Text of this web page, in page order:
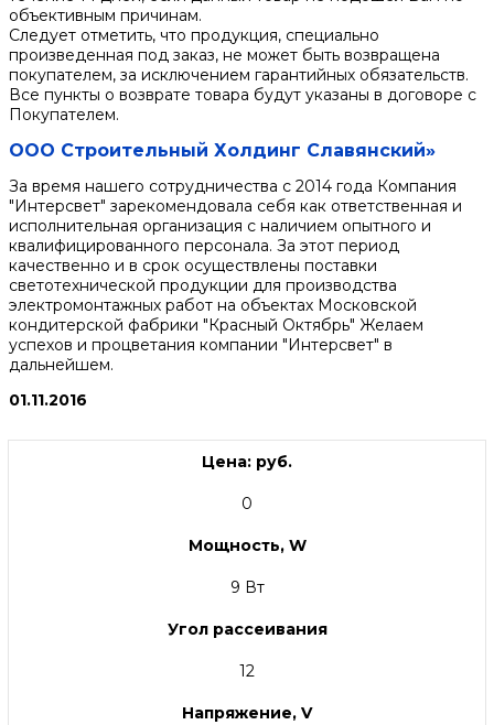
объективным причинам.
Следует отметить, что продукция, специально
произведенная под заказ, не может быть возвращена
покупателем, за исключением гарантийных обязательств.
Все пункты о возврате товара будут указаны в договоре с
Покупателем.
ООО Строительный Холдинг Славянский»
За время нашего сотрудничества с 2014 года Компания
"Интерсвет" зарекомендовала себя как ответственная и
исполнительная организация с наличием опытного и
квалифицированного персонала. За этот период
качественно и в срок осуществлены поставки
светотехнической продукции для производства
электромонтажных работ на объектах Московской
кондитерской фабрики "Красный Октябрь" Желаем
успехов и процветания компании "Интерсвет" в
дальнейшем.
01.11.2016
Цена: руб.
0
Мощность, W
9 Вт
Угол рассеивания
12
Напряжение, V